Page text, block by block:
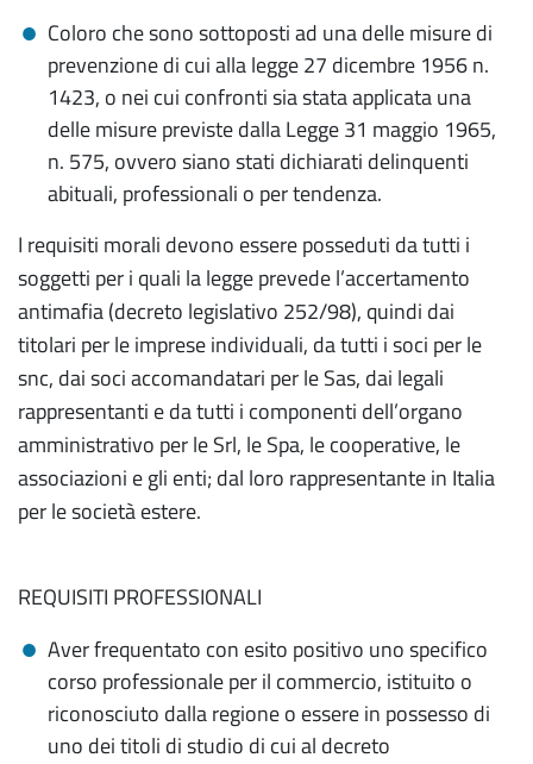
Coloro che sono sottoposti ad una delle misure di
prevenzione di cui alla legge 27 dicembre 1956 n.
1423, o nei cui confronti sia stata applicata una
delle misure previste dalla Legge 31 maggio 1965,
n. 575, ovvero siano stati dichiarati delinquenti
abituali, professionali o per tendenza.
I requisiti morali devono essere posseduti da tutti i
soggetti per i quali la legge prevede l’accertamento
antimafia (decreto legislativo 252/98), quindi dai
titolari per le imprese individuali, da tutti i soci per le
snc, dai soci accomandatari per le Sas, dai legali
rappresentanti e da tutti i componenti dell’organo
amministrativo per le Srl, le Spa, le cooperative, le
associazioni e gli enti; dal loro rappresentante in Italia
per le società estere.
REQUISITI PROFESSIONALI
Aver frequentato con esito positivo uno specifico
corso professionale per il commercio, istituito o
riconosciuto dalla regione o essere in possesso di
uno dei titoli di studio di cui al decreto